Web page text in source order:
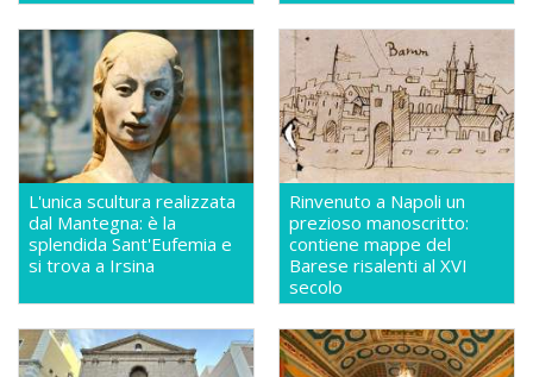
L'unica scultura realizzata
dal Mantegna: è la
splendida Sant'Eufemia e
si trova a Irsina
Rinvenuto a Napoli un
prezioso manoscritto:
contiene mappe del
Barese risalenti al XVI
secolo